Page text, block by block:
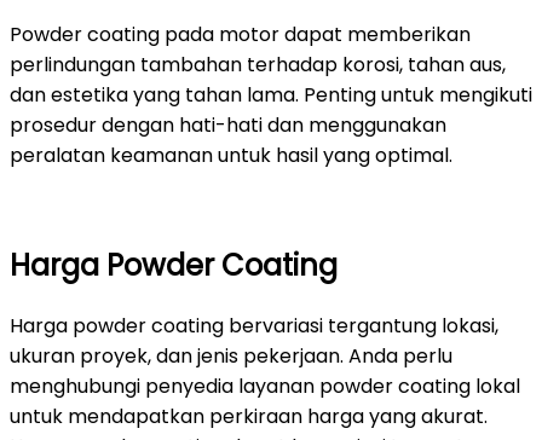
Powder coating pada motor dapat memberikan
perlindungan tambahan terhadap korosi, tahan aus,
dan estetika yang tahan lama. Penting untuk mengikuti
prosedur dengan hati-hati dan menggunakan
peralatan keamanan untuk hasil yang optimal.
Harga Powder Coating
Harga powder coating bervariasi tergantung lokasi,
ukuran proyek, dan jenis pekerjaan. Anda perlu
menghubungi penyedia layanan powder coating lokal
untuk mendapatkan perkiraan harga yang akurat.